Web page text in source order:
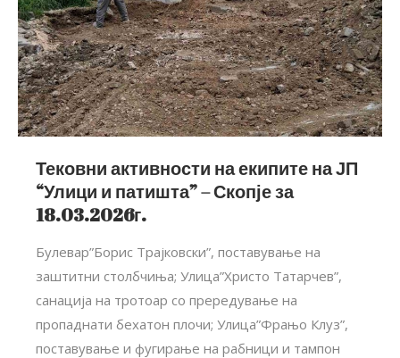
Тековни активности на екипите на ЈП
“Улици и патишта” – Скопје за
18.03.2026г.
Булевар”Борис Трајковски”, поставување на
заштитни столбчиња; Улица”Христо Татарчев”,
санација на тротоар со прередување на
пропаднати бехатон плочи; Улица”Фрањо Клуз”,
поставување и фугирање на рабници и тампон